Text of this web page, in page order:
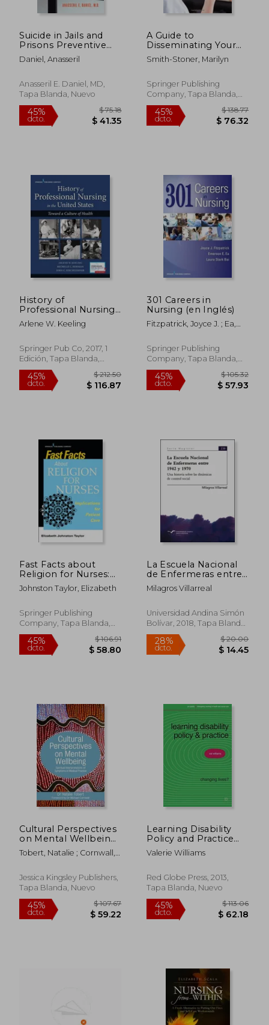
$ 177.52
Suicide in Jails and
Prisons Preventive
and Legal
Perspectives: A Guide
Mental Health Staff,
Experts, and
Daniel, Anasseril
Anasseril E. Daniel, MD,
Tapa Blanda, Nuevo
45%
dcto. $ 41.35
A Guide to
Disseminating Your
DNP Project (en
Inglés)
Smith-Stoner, Marilyn
Springer Publishing
Company, Tapa Blanda,
Nuevo
45%
dcto. $
History of
Professional Nursing
in the United States:
Toward a Culture of
Arlene W. Keeling
Springer Pub Co, 2017, 1
Edición, Tapa Blanda,
Nuevo
45% $ 212.50
301 Careers in
Nursing (en Inglés)
Fitzpatrick, Joyce J. ; Ea,
Springer Publishing
Company, Tapa Blanda,
Nuevo
45% $
Fast Facts about
Religion for Nurses:
Implications for
Patient Care (en
Johnston Taylor, Elizabeth
Springer Publishing
Company, Tapa Blanda,
Nuevo
La Escuela Nacional
de Enfermeras entre
1942 y 1970
Milagros Villarreal
Universidad Andina Simón
Bolívar, 2018, Tapa Blanda,
Nuevo
Cultural Perspectives
on Mental Wellbeing:
Spiritual
Interpretations of
Practice (en Inglés)
Tobert, Natalie ; Cornwall,
Jessica Kingsley Publishers,
Tapa Blanda, Nuevo
Learning Disability
Policy and Practice
(en Inglés)
Valerie Williams
Red Globe Press, 2013,
Tapa Blanda, Nuevo